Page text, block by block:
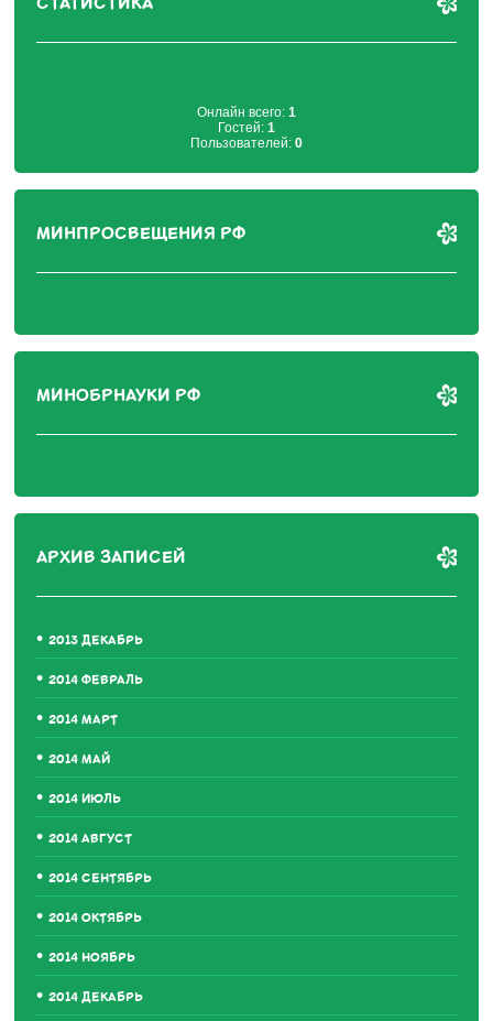
Онлайн всего: 1
Гостей: 1
Пользователей: 0
МИНПРОСВЕЩЕНИЯ РФ
МИНОБРНАУКИ РФ
АРХИВ ЗАПИСЕЙ
2013 ДЕКАБРЬ
2014 ФЕВРАЛЬ
2014 МАРТ
2014 МАЙ
2014 ИЮЛЬ
2014 АВГУСТ
2014 СЕНТЯБРЬ
2014 ОКТЯБРЬ
2014 НОЯБРЬ
2014 ДЕКАБРЬ